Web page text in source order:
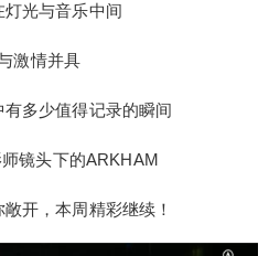
灯光与音乐中间
激情并具
有多少值得记录的瞬间
镜头下的ARKHAM
开，本周精彩继续！
上周精彩照片回顾
录的瞬间 来看看上周摄影
SHOW 8.28 // D
Neil Armstrong于2008-20